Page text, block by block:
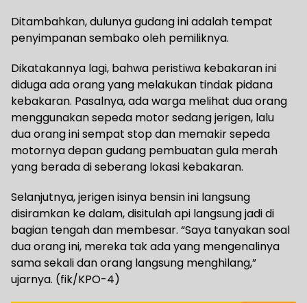
Ditambahkan, dulunya gudang ini adalah tempat
penyimpanan sembako oleh pemiliknya.
Dikatakannya lagi, bahwa peristiwa kebakaran ini
diduga ada orang yang melakukan tindak pidana
kebakaran. Pasalnya, ada warga melihat dua orang
menggunakan sepeda motor sedang jerigen, lalu
dua orang ini sempat stop dan memakir sepeda
motornya depan gudang pembuatan gula merah
yang berada di seberang lokasi kebakaran.
Selanjutnya, jerigen isinya bensin ini langsung
disiramkan ke dalam, disitulah api langsung jadi di
bagian tengah dan membesar. “Saya tanyakan soal
dua orang ini, mereka tak ada yang mengenalinya
sama sekali dan orang langsung menghilang,”
ujarnya. (fik/KPO-4)